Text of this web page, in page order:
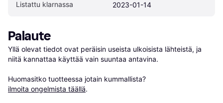
Listattu klarnassa 2023-01-14
Palaute
Yllä olevat tiedot ovat peräisin useista ulkoisista lähteistä, ja
niitä kannattaa käyttää vain suuntaa antavina.
Huomasitko tuotteessa jotain kummallista?
ilmoita ongelmista täällä.